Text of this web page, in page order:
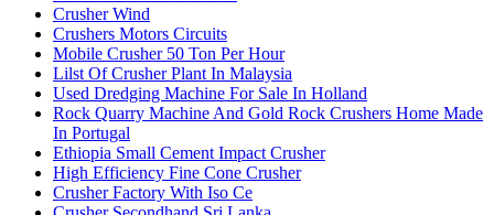
Crusher Wind
Crushers Motors Circuits
Mobile Crusher 50 Ton Per Hour
Lilst Of Crusher Plant In Malaysia
Used Dredging Machine For Sale In Holland
Rock Quarry Machine And Gold Rock Crushers Home Made
In Portugal
Ethiopia Small Cement Impact Crusher
High Efficiency Fine Cone Crusher
Crusher Factory With Iso Ce